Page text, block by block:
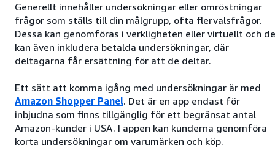
Generellt innehåller undersökningar eller omröstningar
frågor som ställs till din målgrupp, ofta flervalsfrågor.
Dessa kan genomföras i verkligheten eller virtuellt och de
kan även inkludera betalda undersökningar, där
deltagarna får ersättning för att de deltar.
Ett sätt att komma igång med undersökningar är med
Amazon Shopper Panel. Det är en app endast för
inbjudna som finns tillgänglig för ett begränsat antal
Amazon-kunder i USA. I appen kan kunderna genomföra
korta undersökningar om varumärken och köp.